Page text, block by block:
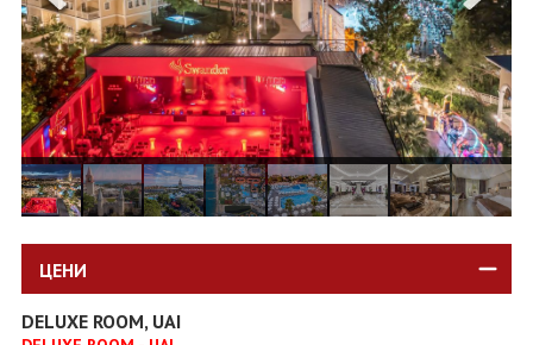
ПОСЛЕДВАЙТЕ НИ
ЦЕНИ
DELUXE ROOM, UAI